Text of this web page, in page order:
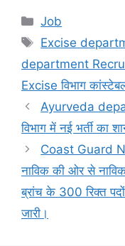
Categories
Job
Tags
Excise
department
Excise विभाग
Ayurveda
विभाग में नई भर्ती का
Coast Guard
नाविक की ओर से
ब्रांच के 300 रिक्त
जारी।